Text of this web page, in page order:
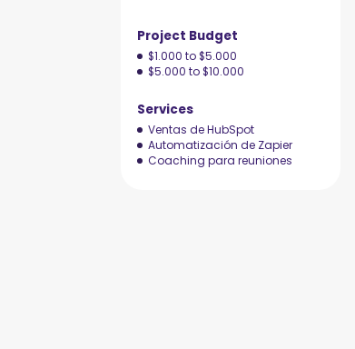
Project Budget
$1.000 to $5.000
$5.000 to $10.000
Services
Ventas de HubSpot
Automatización de Zapier
Coaching para reuniones